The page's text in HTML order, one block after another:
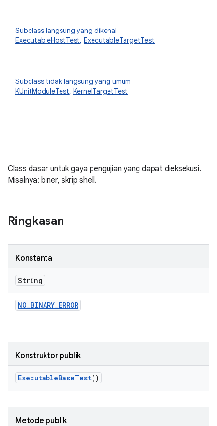
Subclass langsung yang dikenal
ExecutableHostTest, ExecutableTargetTest
Subclass tidak langsung yang umum
KUnitModuleTest, KernelTargetTest
Class dasar untuk gaya pengujian yang dapat dieksekusi.
Misalnya: biner, skrip shell.
Ringkasan
Konstanta
String
NO_BINARY_ERROR
Konstruktor publik
ExecutableBaseTest()
Metode publik